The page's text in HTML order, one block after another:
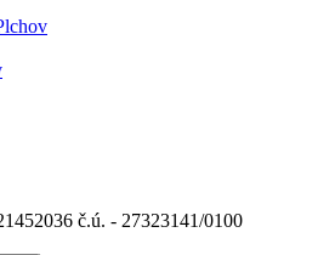
č.ú. - 27323141/0100